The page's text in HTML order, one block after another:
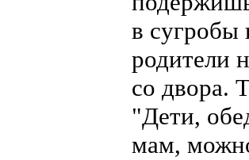
в сугробы
родители
со двора.
"Дети,
мам,